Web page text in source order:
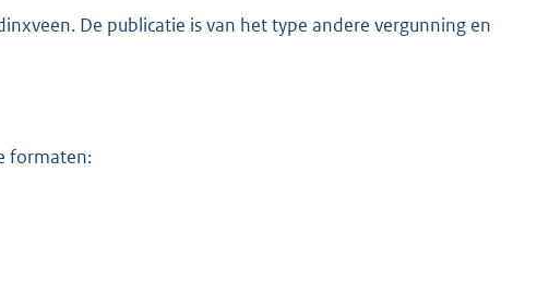
De publicatie is van het type andere vergunning en
formaten: